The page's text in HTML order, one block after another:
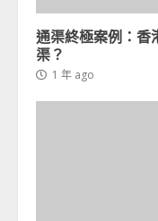
通渠終極案例：香
渠？
1 年 ago